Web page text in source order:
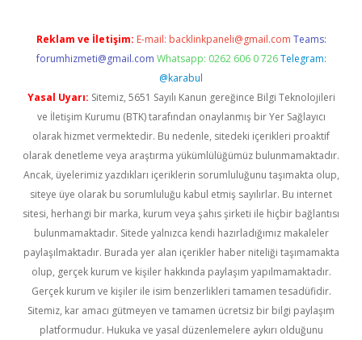
Reklam ve İletişim: E-mail: backlinkpaneli@gmail.com Teams:
forumhizmeti@gmail.com Whatsapp: 0262 606 0 726 Telegram:
@karabul
Yasal Uyarı: Sitemiz, 5651 Sayılı Kanun gereğince Bilgi Teknolojileri
ve İletişim Kurumu (BTK) tarafından onaylanmış bir Yer Sağlayıcı
olarak hizmet vermektedir. Bu nedenle, sitedeki içerikleri proaktif
olarak denetleme veya araştırma yükümlülüğümüz bulunmamaktadır.
Ancak, üyelerimiz yazdıkları içeriklerin sorumluluğunu taşımakta olup,
siteye üye olarak bu sorumluluğu kabul etmiş sayılırlar. Bu internet
sitesi, herhangi bir marka, kurum veya şahıs şirketi ile hiçbir bağlantısı
bulunmamaktadır. Sitede yalnızca kendi hazırladığımız makaleler
paylaşılmaktadır. Burada yer alan içerikler haber niteliği taşımamakta
olup, gerçek kurum ve kişiler hakkında paylaşım yapılmamaktadır.
Gerçek kurum ve kişiler ile isim benzerlikleri tamamen tesadüfidir.
Sitemiz, kar amacı gütmeyen ve tamamen ücretsiz bir bilgi paylaşım
platformudur. Hukuka ve yasal düzenlemelere aykırı olduğunu